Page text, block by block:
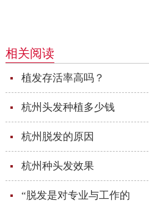
相关阅读
植发存活率高吗？
杭州头发种植多少钱
杭州脱发的原因
杭州种头发效果
“脱发是对专业与工作的